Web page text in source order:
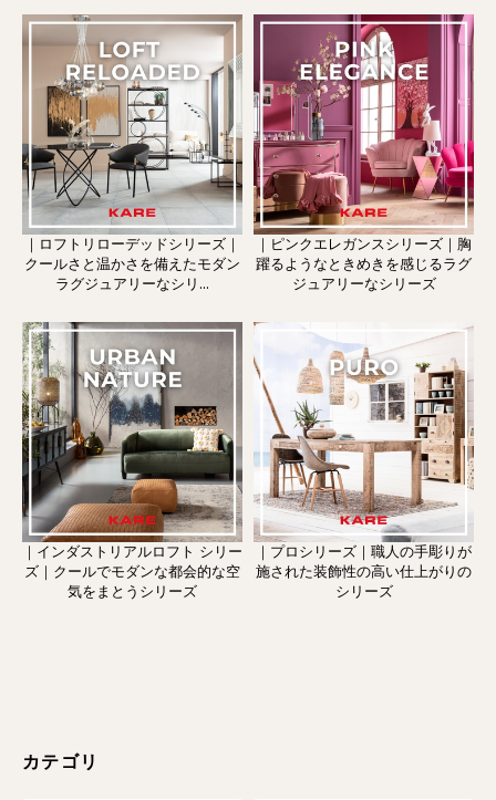
｜ロフトリローデッドシリーズ｜
クールさと温かさを備えたモダン
ラグジュアリーなシリ...
｜ピンクエレガンスシリーズ｜胸
躍るようなときめきを感じるラグ
ジュアリーなシリーズ
｜インダストリアルロフト シリー
ズ｜クールでモダンな都会的な空
気をまとうシリーズ
｜プロシリーズ｜職人の手彫りが
施された装飾性の高い仕上がりの
シリーズ
カテゴリ